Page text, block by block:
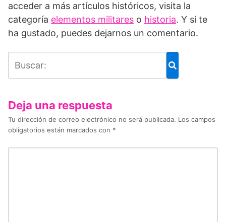
acceder a más artículos históricos, visita la
categoría elementos militares o historia. Y si te
ha gustado, puedes dejarnos un comentario.
Deja una respuesta
Tu dirección de correo electrónico no será publicada. Los campos
obligatorios están marcados con *